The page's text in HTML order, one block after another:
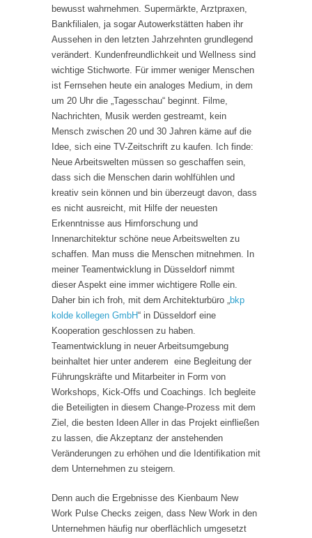
bewusst wahrnehmen. Supermärkte, Arztpraxen,
Bankfilialen, ja sogar Autowerkstätten haben ihr
Aussehen in den letzten Jahrzehnten grundlegend
verändert. Kundenfreundlichkeit und Wellness sind
wichtige Stichworte. Für immer weniger Menschen
ist Fernsehen heute ein analoges Medium, in dem
um 20 Uhr die „Tagesschau“ beginnt. Filme,
Nachrichten, Musik werden gestreamt, kein
Mensch zwischen 20 und 30 Jahren käme auf die
Idee, sich eine TV-Zeitschrift zu kaufen. Ich finde:
Neue Arbeitswelten müssen so geschaffen sein,
dass sich die Menschen darin wohlfühlen und
kreativ sein können und bin überzeugt davon, dass
es nicht ausreicht, mit Hilfe der neuesten
Erkenntnisse aus Hirnforschung und
Innenarchitektur schöne neue Arbeitswelten zu
schaffen. Man muss die Menschen mitnehmen. In
meiner Teamentwicklung in Düsseldorf nimmt
dieser Aspekt eine immer wichtigere Rolle ein.
Daher bin ich froh, mit dem Architekturbüro „bkp
kolde kollegen GmbH“ in Düsseldorf eine
Kooperation geschlossen zu haben.
Teamentwicklung in neuer Arbeitsumgebung
beinhaltet hier unter anderem eine Begleitung der
Führungskräfte und Mitarbeiter in Form von
Workshops, Kick-Offs und Coachings. Ich begleite
die Beteiligten in diesem Change-Prozess mit dem
Ziel, die besten Ideen Aller in das Projekt einfließen
zu lassen, die Akzeptanz der anstehenden
Veränderungen zu erhöhen und die Identifikation mit
dem Unternehmen zu steigern.
Denn auch die Ergebnisse des Kienbaum New
Work Pulse Checks zeigen, dass New Work in den
Unternehmen häufig nur oberflächlich umgesetzt